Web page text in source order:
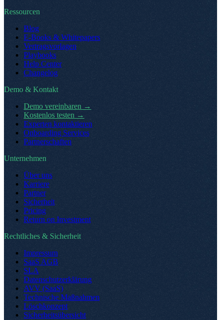
Ressourcen
Blog
E-Books & Whitepapers
Vertragsvorlagen
Playbooks
Help Center
Changelog
Demo & Kontakt
Demo vereinbaren →
Kostenlos testen →
Experten kontaktieren
Onboarding Services
Partnerschaften
Unternehmen
Über uns
Karriere
Partner
Sicherheit
Pricing
Return on Investment
Rechtliches & Sicherheit
Impressum
SaaS AGB
SLA
Datenschutzerklärung
AVV (SaaS)
Technische Maßnahmen
Löschkonzept
Sicherheitsübersicht